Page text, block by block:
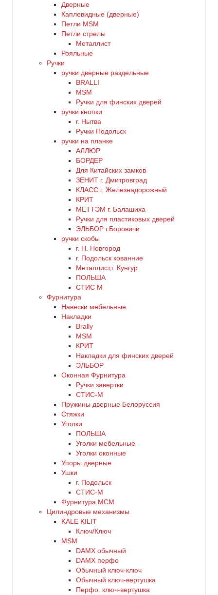
Дверные
Каплевидные (дверные)
Петли MSM
Петли стрелы
Металлист
Рояльные
Ручки
ручки дверные раздельные
BRALLI
MSM
Ручки для финских дверей
ручки кнопки
г. Нытва
Ручки Подольск
ручки на планке
АЛЛЮР
БОРДЕР
Для Китайских замков
ЗЕНИТ г. Дмитровград
КЛАСС г. Железнадорожный
КРИТ
МЕТТЭМ г. Балашиха
Ручки для пластиковых дверей
ЭЛЬБОР г.Боровичи
ручки скобы
г. Н. Новгород
г. Подольск кованние
Металлист,г. Кунгур
ПОЛЬША
СТИС М
Фурнитура
Навески мебельные
Накладки
Brally
MSM
КРИТ
Накладки для финских дверей
ЭЛЬБОР
Оконная Фурнитура
Ручки завертки
СТИС-М
Пружины дверные Белоруссия
Стяжки
Уголки
ПОЛЬША
Уголки мебельные
Уголки оконные
Упоры дверные
Ушки
г. Подольск
СТИС-М
Фурнитура МСМ
Цилиндровые механизмы
KALE KILIT
Ключ/Ключ
MSM
DАMX обычный
DАMX перфо
Oбычный ключ-ключ
Обычный ключ-вертушка
Перфо. ключ-вертушка